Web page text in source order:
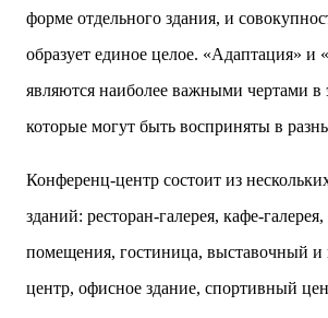
форме отдельного здания, и
образует единое целое. «Адаптация» и
являются наиболее важными чертами в
которые могут быть восприняты в
Конференц-центр состоит из
зданий: ресторан-галерея, кафе-
помещения, гостиница, выставочный и
центр, офисное здание, спортивный